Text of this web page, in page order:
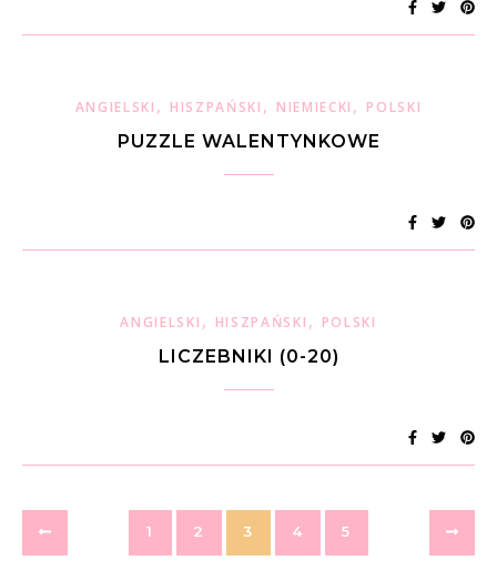
ANGIELSKI , HISZPAŃSKI , NIEMIECKI , POLSKI
PUZZLE WALENTYNKOWE
ANGIELSKI , HISZPAŃSKI , POLSKI
LICZEBNIKI (0-20)
1 2 3 4 5